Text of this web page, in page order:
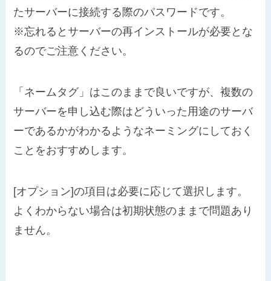
たサーバーに接続する際のパスワードです。
※忘れるとサーバーの再インストールが必要とな
るのでご注意ください。
「ネームタグ」はこのままで良いですが、複数の
サーバーを申し込む際はどういった用途のサーバ
ーであるかがわかるようなネーミングにしておく
ことをおすすめします。
[オプション]の項目は必要に応じて選択します。
よくわからない場合は初期状態のままで問題あり
ません。